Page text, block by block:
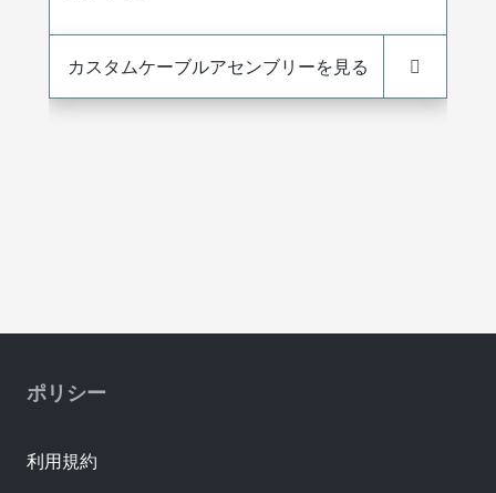
カスタムケーブルアセンブリーを見る
ポリシー
利用規約